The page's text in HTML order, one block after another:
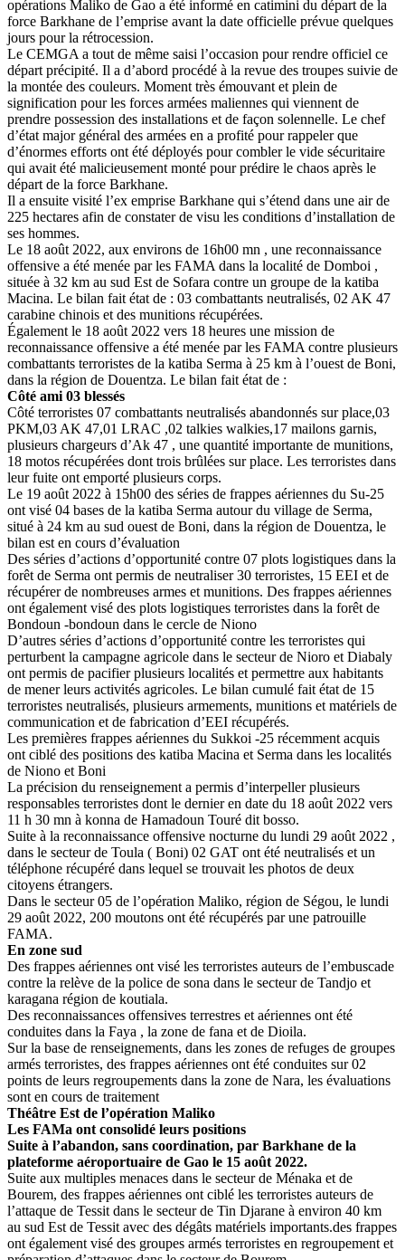
opérations Maliko de Gao a été informé en catimini du départ de la
force Barkhane de l’emprise avant la date officielle prévue quelques
jours pour la rétrocession.
Le CEMGA a tout de même saisi l’occasion pour rendre officiel ce
départ précipité. Il a d’abord procédé à la revue des troupes suivie de
la montée des couleurs. Moment très émouvant et plein de
signification pour les forces armées maliennes qui viennent de
prendre possession des installations et de façon solennelle. Le chef
d’état major général des armées en a profité pour rappeler que
d’énormes efforts ont été déployés pour combler le vide sécuritaire
qui avait été malicieusement monté pour prédire le chaos après le
départ de la force Barkhane.
Il a ensuite visité l’ex emprise Barkhane qui s’étend dans une air de
225 hectares afin de constater de visu les conditions d’installation de
ses hommes.
Le 18 août 2022, aux environs de 16h00 mn , une reconnaissance
offensive a été menée par les FAMA dans la localité de Domboi ,
située à 32 km au sud Est de Sofara contre un groupe de la katiba
Macina. Le bilan fait état de : 03 combattants neutralisés, 02 AK 47
carabine chinois et des munitions récupérées.
Également le 18 août 2022 vers 18 heures une mission de
reconnaissance offensive a été menée par les FAMA contre plusieurs
combattants terroristes de la katiba Serma à 25 km à l’ouest de Boni,
dans la région de Douentza. Le bilan fait état de :
Côté ami 03 blessés
Côté terroristes 07 combattants neutralisés abandonnés sur place,03
PKM,03 AK 47,01 LRAC ,02 talkies walkies,17 mailons garnis,
plusieurs chargeurs d’Ak 47 , une quantité importante de munitions,
18 motos récupérées dont trois brûlées sur place. Les terroristes dans
leur fuite ont emporté plusieurs corps.
Le 19 août 2022 à 15h00 des séries de frappes aériennes du Su-25
ont visé 04 bases de la katiba Serma autour du village de Serma,
situé à 24 km au sud ouest de Boni, dans la région de Douentza, le
bilan est en cours d’évaluation
Des séries d’actions d’opportunité contre 07 plots logistiques dans la
forêt de Serma ont permis de neutraliser 30 terroristes, 15 EEI et de
récupérer de nombreuses armes et munitions. Des frappes aériennes
ont également visé des plots logistiques terroristes dans la forêt de
Bondoun -bondoun dans le cercle de Niono
D’autres séries d’actions d’opportunité contre les terroristes qui
perturbent la campagne agricole dans le secteur de Nioro et Diabaly
ont permis de pacifier plusieurs localités et permettre aux habitants
de mener leurs activités agricoles. Le bilan cumulé fait état de 15
terroristes neutralisés, plusieurs armements, munitions et matériels de
communication et de fabrication d’EEI récupérés.
Les premières frappes aériennes du Sukkoi -25 récemment acquis
ont ciblé des positions des katiba Macina et Serma dans les localités
de Niono et Boni
La précision du renseignement a permis d’interpeller plusieurs
responsables terroristes dont le dernier en date du 18 août 2022 vers
11 h 30 mn à konna de Hamadoun Touré dit bosso.
Suite à la reconnaissance offensive nocturne du lundi 29 août 2022 ,
dans le secteur de Toula ( Boni) 02 GAT ont été neutralisés et un
téléphone récupéré dans lequel se trouvait les photos de deux
citoyens étrangers.
Dans le secteur 05 de l’opération Maliko, région de Ségou, le lundi
29 août 2022, 200 moutons ont été récupérés par une patrouille
FAMA.
En zone sud
Des frappes aériennes ont visé les terroristes auteurs de l’embuscade
contre la relève de la police de sona dans le secteur de Tandjo et
karagana région de koutiala.
Des reconnaissances offensives terrestres et aériennes ont été
conduites dans la Faya , la zone de fana et de Dioila.
Sur la base de renseignements, dans les zones de refuges de groupes
armés terroristes, des frappes aériennes ont été conduites sur 02
points de leurs regroupements dans la zone de Nara, les évaluations
sont en cours de traitement
Théâtre Est de l’opération Maliko
Les FAMa ont consolidé leurs positions
Suite à l’abandon, sans coordination, par Barkhane de la
plateforme aéroportuaire de Gao le 15 août 2022.
Suite aux multiples menaces dans le secteur de Ménaka et de
Bourem, des frappes aériennes ont ciblé les terroristes auteurs de
l’attaque de Tessit dans le secteur de Tin Djarane à environ 40 km
au sud Est de Tessit avec des dégâts matériels importants.des frappes
ont également visé des groupes armés terroristes en regroupement et